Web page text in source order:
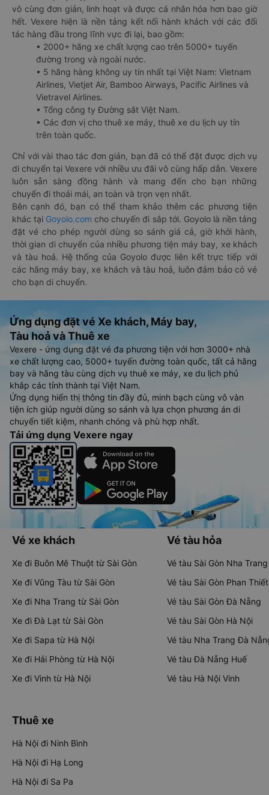
vô cùng đơn giản, linh hoạt và được cá nhân hóa hơn bao giờ
hết. Vexere hiện là nền tảng kết nối hành khách với các đối
tác hàng đầu trong lĩnh vực đi lại, bao gồm:
• 2000+ hãng xe chất lượng cao trên 5000+ tuyến
đường trong và ngoài nước.
• 5 hãng hàng không uy tín nhất tại Việt Nam: Vietnam
Airlines, Vietjet Air, Bamboo Airways, Pacific Airlines và
Vietravel Airlines.
• Tổng công ty Đường sắt Việt Nam.
• Các đơn vị cho thuê xe máy, thuê xe du lịch uy tín
trên toàn quốc.
Chỉ với vài thao tác đơn giản, bạn đã có thể đặt được dịch vụ
di chuyển tại Vexere với nhiều ưu đãi vô cùng hấp dẫn. Vexere
luôn sẵn sàng đồng hành và mang đến cho bạn những
chuyến đi thoải mái, an toàn và trọn vẹn nhất.
Bên cạnh đó, bạn có thể tham khảo thêm các phương tiện
khác tại Goyolo.com cho chuyến đi sắp tới. Goyolo là nền tảng
đặt vé cho phép người dùng so sánh giá cả, giờ khởi hành,
thời gian di chuyển của nhiều phương tiện máy bay, xe khách
và tàu hoả. Hệ thống của Goyolo được liên kết trực tiếp với
các hãng máy bay, xe khách và tàu hoả, luôn đảm bảo có vé
cho bạn di chuyển.
Ứng dụng đặt vé Xe khách, Máy bay,
Tàu hoả và Thuê xe
Vexere - ứng dụng đặt vé đa phương tiện với hơn 3000+ nhà
xe chất lượng cao, 5000+ tuyến đường toàn quốc, tất cả hãng
bay và hãng tàu cùng dịch vụ thuê xe máy, xe du lịch phủ
khắp các tỉnh thành tại Việt Nam.
Ứng dụng hiển thị thông tin đầy đủ, minh bạch cùng vô vàn
tiện ích giúp người dùng so sánh và lựa chọn phương án di
chuyển tiết kiệm, nhanh chóng và phù hợp nhất.
Tải ứng dụng Vexere ngay
Vé xe khách
Xe đi Buôn Mê Thuột từ Sài Gòn
Xe đi Vũng Tàu từ Sài Gòn
Xe đi Nha Trang từ Sài Gòn
Xe đi Đà Lạt từ Sài Gòn
Xe đi Sapa từ Hà Nội
Xe đi Hải Phòng từ Hà Nội
Xe đi Vinh từ Hà Nội
Vé tàu hỏa
Vé tàu Sài Gòn Nha Trang
Vé tàu Sài Gòn Phan Thiết
Vé tàu Sài Gòn Đà Nẵng
Vé tàu Sài Gòn Hà Nội
Vé tàu Nha Trang Đà
Vé tàu Đà Nẵng Huế
Vé tàu Hà Nội Vinh
Thuê xe
Hà Nội đi Ninh Bình
Hà Nội đi Hạ Long
Hà Nội đi Sa Pa